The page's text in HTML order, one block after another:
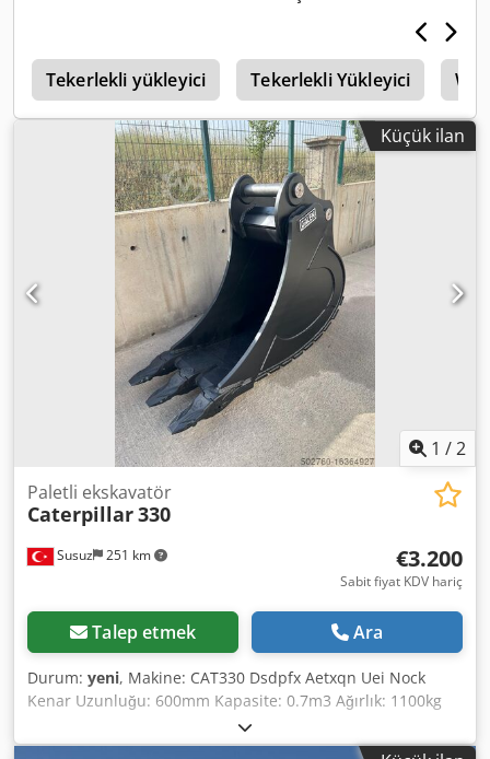
Tekerlekli yükleyici Tekerlekli Yükleyici
Küçük ilan
1 /2
Susuz 251 km
Paletli ekskavatör
Caterpillar330
€3.200
Sabit fiyat KDV hariç
Talep etmek Ara
Durum: yeni, Makine: CAT330 Dsdpfx Aetxqn Uei Nock
Kenar Uzunluğu: 600mm Kapasite: 0.7m3 Ağırlık: 1100kg
Kova imalatı ve fiyat teklifi almak için bizimle iletişime
geçebilirsiniz.